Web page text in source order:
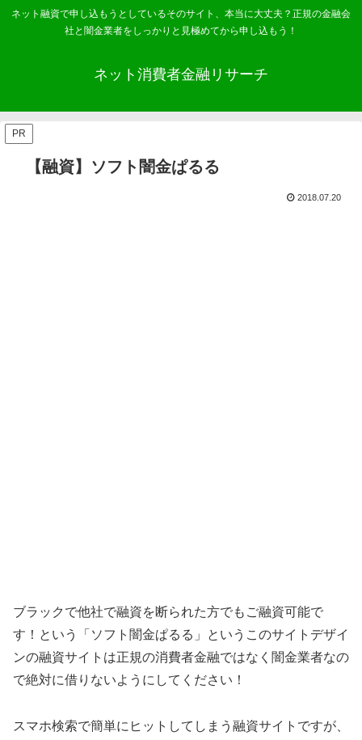
ネット融資で申し込もうとしているそのサイト、本当に大丈夫？正規の金融会
社と闇金業者をしっかりと見極めてから申し込もう！
ネット消費者金融リサーチ
PR
【融資】ソフト闇金ぱるる
2018.07.20
ブラックで他社で融資を断られた方でもご融資可能で
す！ という「 ソフト闇金ぱるる 」というこのサイトデザイ
ンの融資サイトは正規の消費者金融ではなく闇金業者なの
で絶対に借りないようにしてください！
スマホ検索で簡単にヒットしてしまう融資サイトですが、